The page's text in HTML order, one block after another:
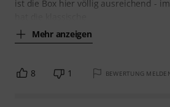
ist die Box hier völlig ausreichend -
Mehr anzeigen
8 1 BEWERTUNG